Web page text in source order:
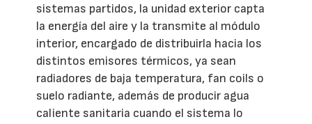
sistemas partidos, la unidad exterior capta
la energía del aire y la transmite al módulo
interior, encargado de distribuirla hacia los
distintos emisores térmicos, ya sean
radiadores de baja temperatura, fan coils o
suelo radiante, además de producir agua
caliente sanitaria cuando el sistema lo